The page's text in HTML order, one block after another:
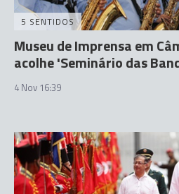
5 SENTIDOS
Museu de Imprensa em
acolhe 'Seminário das
4 Nov 16:39